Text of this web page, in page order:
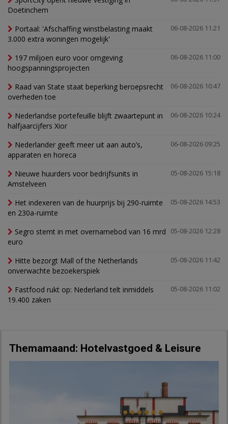
Doetinchem
06-08-2026 11:21
Portaal: 'Afschaffing winstbelasting maakt
3.000 extra woningen mogelijk'
06-08-2026 11:00
197 miljoen euro voor omgeving
hoogspanningsprojecten
06-08-2026 10:47
Raad van State staat beperking beroepsrecht
overheden toe
06-08-2026 10:24
Nederlandse portefeuille blijft zwaartepunt in
halfjaarcijfers Xior
06-08-2026 09:25
Nederlander geeft meer uit aan auto’s,
apparaten en horeca
05-08-2026 15:18
Nieuwe huurders voor bedrijfsunits in
Amstelveen
05-08-2026 14:53
Het indexeren van de huurprijs bij 290-ruimte
en 230a-ruimte
05-08-2026 12:28
Segro stemt in met overnamebod van 16 mrd
euro
05-08-2026 11:42
Hitte bezorgt Mall of the Netherlands
onverwachte bezoekerspiek
05-08-2026 11:02
Fastfood rukt op: Nederland telt inmiddels
19.400 zaken
Themamaand: Hotelvastgoed & Leisure